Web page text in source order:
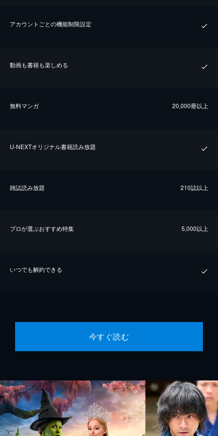
アカウントごとの機能制限設定
動画も書籍も楽しめる
無料マンガ 20,000冊以上
U-NEXTオリジナル書籍読み放題
雑誌読み放題 210誌以上
プロが選ぶおすすめ特集 5,000以上
いつでも解約できる
今すぐ読む